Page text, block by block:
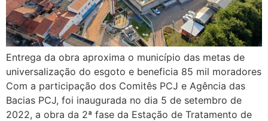
Entrega da obra aproxima o município das metas de
universalização do esgoto e beneficia 85 mil moradores
Com a participação dos Comitês PCJ e Agência das
Bacias PCJ, foi inaugurada no dia 5 de setembro de
2022, a obra da 2ª fase da Estação de Tratamento de